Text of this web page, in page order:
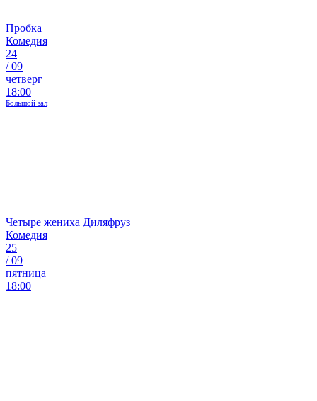
Пробка
Комедия
24
/09
четверг
18:00
Большой зал
Четыре жениха Диляфруз
Комедия
25
/09
пятница
18:00